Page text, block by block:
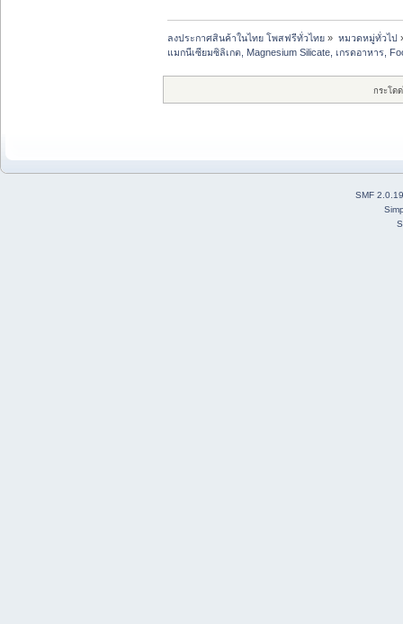
ลงประกาศสินค้าในไทย โพสฟรีทั่วไทย » หมวดหมู่ทั่วไป
แมกนีเซียมซิลิเกต, Magnesium Silicate, เกรดอาหาร,
กระโด
SMF 2.0.19